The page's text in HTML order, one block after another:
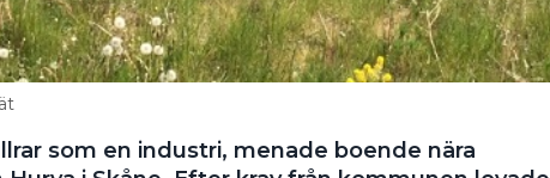
som en industri, menade boende nära